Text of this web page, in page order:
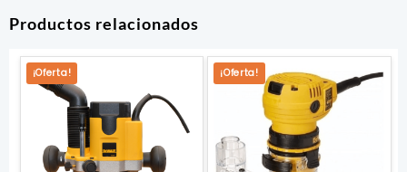
Productos relacionados
¡Oferta! ¡Oferta!